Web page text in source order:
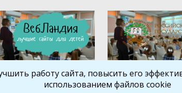
работу сайта, повысить его
использованием файлов cookie